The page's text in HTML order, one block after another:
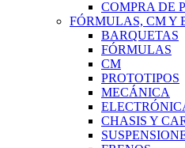
COMPRA DE
FÓRMULAS, CM Y
BARQUETAS
FÓRMULAS
CM
PROTOTIPOS
MECÁNICA
CHASIS Y